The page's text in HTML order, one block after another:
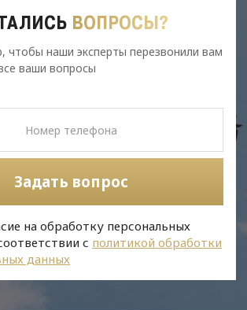
ВОПРОСЫ?
чтобы наши эксперты перезвонили вам
ваши вопросы
Задать вопрос
на обработку персональных
с политикой обработки
данных